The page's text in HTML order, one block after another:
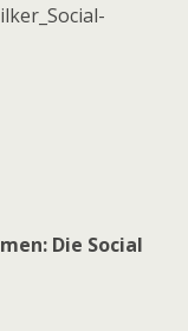
Die Social